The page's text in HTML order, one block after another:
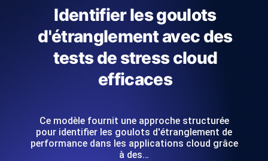
Identifier les goulots
d'étranglement avec des
tests de stress cloud
efficaces
Ce modèle fournit une approche structurée
pour identifier les goulots d'étranglement de
performance dans les applications cloud grâce
à des…